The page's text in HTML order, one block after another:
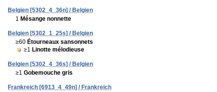
Belgien [5302_4_36n] / Belgien
1 Mésange nonnette
Belgien [5302_1_25s] / Belgien
≥60 Étourneaux sansonnets
≥1 Linotte mélodieuse
Belgien [5302_4_36s] / Belgien
≥1 Gobemouche gris
Frankreich [6913_4_49n] / Frankreich